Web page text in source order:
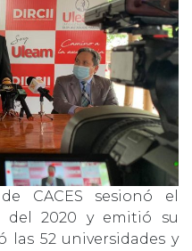
CACES sesionó el
del 2020 y emitió su
52 universidades y